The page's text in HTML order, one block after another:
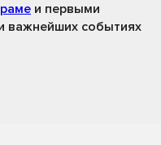
и первыми
важнейших событиях